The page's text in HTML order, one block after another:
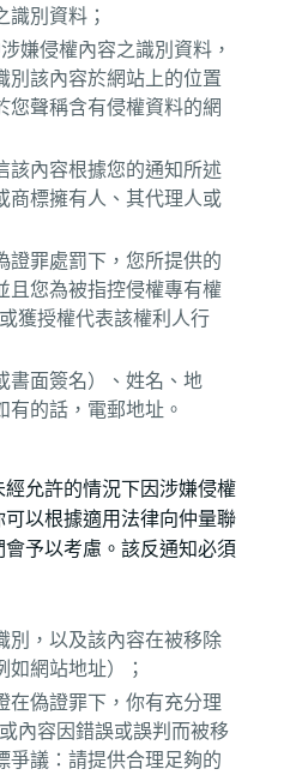
別資料；
嫌侵權內容之識別資料，
別該內容於網站上的位置
您聲稱含有侵權資料的網
該內容根據您的通知所述
商標擁有人、其代理人或
證罪處罰下，您所提供的
且您為被指控侵權專有權
獲授權代表該權利人行
書面簽名）、姓名、地
的話，電郵地址。
允許的情況下因涉嫌侵權
以根據適用法律向仲量聯
予以考慮。該反通知必須
別，以及該內容在被移除
網站地址）；
在偽證罪下，你有充分理
內容因錯誤或誤判而被移
爭議：請提供合理足夠的